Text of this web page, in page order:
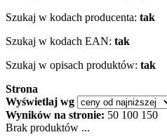
Szukaj w kodach producenta: tak
Szukaj w kodach EAN: tak
Szukaj w opisach produktów: tak
Strona
Wyświetlaj wg
Wyników na stronie: 50 100 150
Brak produktów ...